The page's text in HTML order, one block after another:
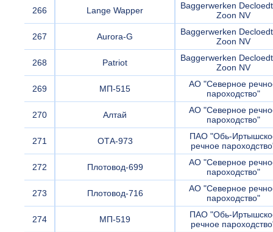
266 Lange Wapper
Baggerwerken
Zoon NV
267 Aurora-G
Baggerwerken
Zoon NV
268 Patriot
Baggerwerken
Zoon NV
269 МП-515
АО "Северное
пароходство"
270 Алтай
АО "Северное
пароходство"
271 ОТА-973
ПАО "Обь-
речное
272 Плотовод-699
АО "Северное
пароходство"
273 Плотовод-716
АО "Северное
пароходство"
274 МП-519
ПАО "Обь-
речное